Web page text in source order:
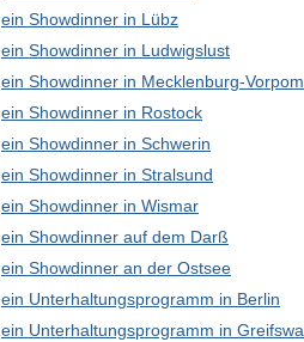
ein Showdinner in Lübz
ein Showdinner in Ludwigslust
ein Showdinner in Mecklenburg-
ein Showdinner in Rostock
ein Showdinner in Schwerin
ein Showdinner in Stralsund
ein Showdinner in Wismar
ein Showdinner auf dem Darß
ein Showdinner an der Ostsee
ein Unterhaltungsprogramm in Berlin
ein Unterhaltungsprogramm in